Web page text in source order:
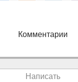
Комментарии
Написать